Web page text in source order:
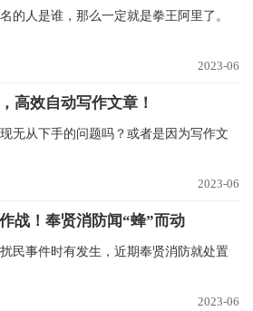
的人是谁，那么一定就是拳王阿里了。
2023-06
高效自动写作文章！
无从下手的问题吗？或者是因为写作文
2023-06
战！奉贤消防闻“蜂”而动
民事件时有发生，近期奉贤消防就处置
2023-06